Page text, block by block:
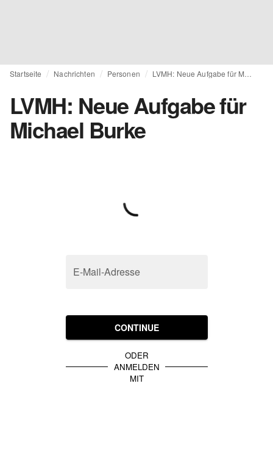
Startseite Nachrichten Personen
LVMH: Neue Aufgabe für
Michael Burke
E-Mail-Adresse
CONTINUE
ODER
ANMELDEN
MIT